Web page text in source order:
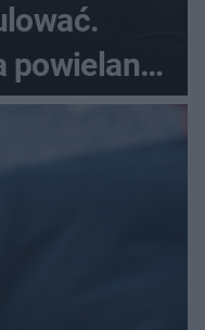
powielane
temat